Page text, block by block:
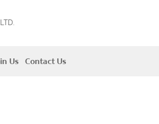
Us Contact Us